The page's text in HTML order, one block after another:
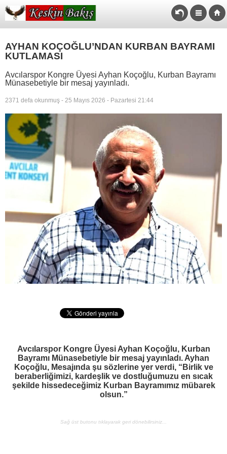
AYHAN KOÇOĞLU’NDAN KURBAN BAYRAMI
KUTLAMASI
Avcılarspor Kongre Üyesi Ayhan Koçoğlu, Kurban Bayramı
Münasebetiyle bir mesaj yayınladı.
2371 defa okunmuş - 25 Mayıs 2026 - Pazartesi 21:44
Avcılarspor Kongre Üyesi Ayhan Koçoğlu, Kurban
Bayramı Münasebetiyle bir mesaj yayınladı. Ayhan
Koçoğlu, Mesajında şu sözlerine yer verdi, “Birlik ve
beraberliğimizi, kardeşlik ve dostluğumuzu en sıcak
şekilde hissedeceğimiz Kurban Bayramımız mübarek
olsun.”
Sağ üst butonu tıklayarak geri dönebilirsiniz...